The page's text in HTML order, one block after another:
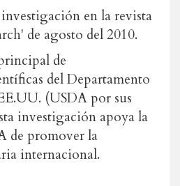
investigación en la revista
de agosto del 2010.
de
del Departamento
(USDA por sus
investigación apoya la
de promover la
internacional.